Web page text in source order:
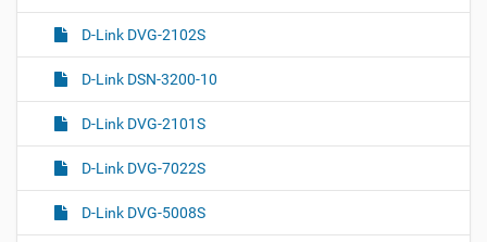
D-Link DVG-2102S
D-Link DSN-3200-10
D-Link DVG-2101S
D-Link DVG-7022S
D-Link DVG-5008S